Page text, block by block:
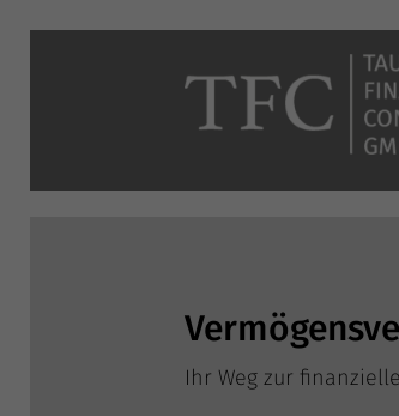
Ihr Weg zur